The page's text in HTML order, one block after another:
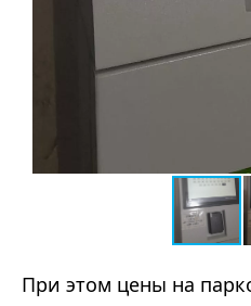
При этом цены на